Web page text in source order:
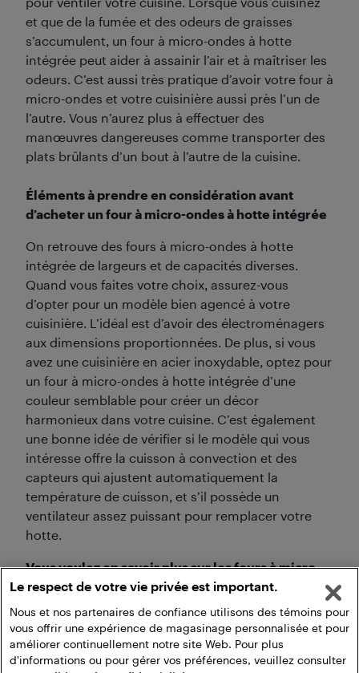
et que de la fumée et des odeurs de graisses
s’accumulent, un four à micro-ondes à hotte
intégrée peut aider à assainir l’air et à maîtriser les
odeurs. C’est aussi très pratique d’avoir votre four à
micro-ondes et votre cuisinière aussi près l’un de
l’autre. Vous n’aurez plus à effectuer des
manœuvres dangereuses comme transporter des
plats brûlants d’un bout à l’autre de la cuisine.
Éléments à prendre en considération avant
d’acheter un four à micro-ondes à hotte intégrée
On retrouve des fours à micro-ondes à hotte
intégrée de largeurs et de capacités diverses.
Quand vous faites votre choix, assurez-vous
d’opter pour un modèle bien agencé à votre
cuisinière. L’idéal est d’avoir des électroménagers
aux dimensions proportionnées. De plus, si vous
avez une cuisinière en acier inoxydable, optez pour
un four à micro-ondes à hotte intégrée d’une
couleur semblable pour créer un décor
harmonieux dans votre cuisine. C’est également
une bonne idée de vérifier si le modèle qui vous
intéresse offre la cuisson à convection et des
capteurs qui ajustent automatiquement la
température de cuisson, et s’il possède un
ventilateur assez puissant pour remplacer votre
hotte.
Vous voulez en savoir plus sur les fours à micro-
ondes à hotte intégrée? Consultez les ressources
suivantes :
Le respect de votre vie privée est important.
Nous et nos partenaires de confiance utilisons des témoins pour
vous offrir une expérience de magasinage personnalisée et pour
améliorer continuellement notre site Web. Pour plus
d'informations ou pour gérer vos préférences, veuillez consulter